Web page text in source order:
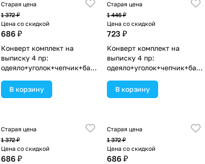
Старая цена
1 372 ₽
Цена со скидкой
686 ₽
Конверт комплект на
выписку 4 пр:
одеяло+уголок+чепчик+бант
ассортименте.
В корзину
Старая цена
1 446 ₽
Цена со скидкой
723 ₽
Конверт комплект на
выписку 4 пр:
одеяло+уголок+чепчик+бант
ассортименте.
В корзину
Старая цена
1 372 ₽
Цена со скидкой
686 ₽
Старая цена
1 372 ₽
Цена со скидкой
686 ₽